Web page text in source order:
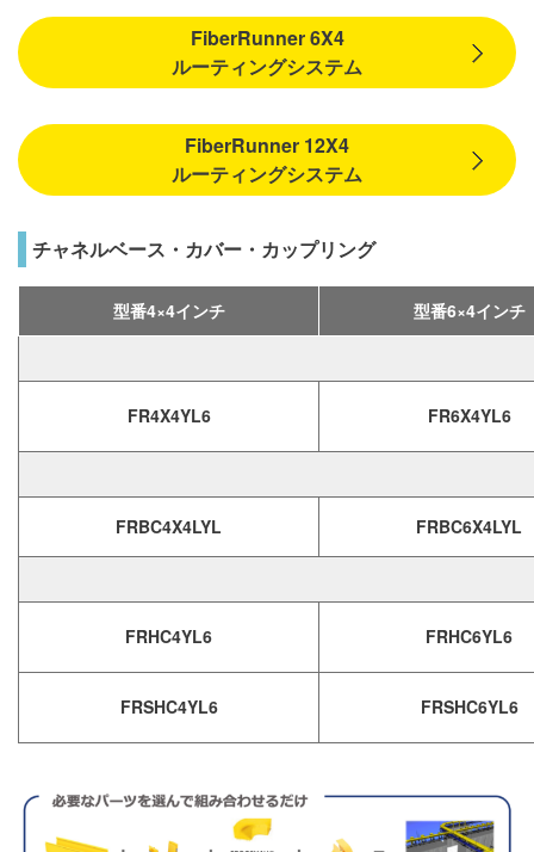
FiberRunner 6X4
ルーティングシステム
FiberRunner 12X4
ルーティングシステム
チャネルベース・カバー・カップリング
型番4×4インチ 型番6×4インチ
FR4X4YL6 FR6X4YL6
FRBC4X4LYL FRBC6X4LYL
FRHC4YL6 FRHC6YL6
FRSHC4YL6 FRSHC6YL6